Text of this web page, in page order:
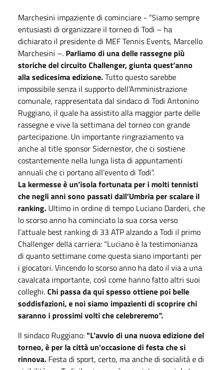
Marchesini impaziente di cominciare - “Siamo sempre
entusiasti di organizzare il torneo di Todi – ha
dichiarato il presidente di MEF Tennis Events, Marcello
Marchesini –. Parliamo di una delle rassegne più
storiche del circuito Challenger, giunta quest’anno
alla sedicesima edizione.Tutto questo sarebbe
impossibile senza il supporto dell’Amministrazione
comunale, rappresentata dal sindaco di Todi Antonino
Ruggiano, il quale ha assistito alla maggior parte delle
rassegne e vive la settimana del torneo con grande
partecipazione. Un importante ringraziamento va
anche al title sponsor Sidernestor, che ci sostiene
costantemente nella lunga lista di appuntamenti
annuali che ci portano all’evento di Todi”.
La kermesse è un’isola fortunata per i molti tennisti
che negli anni sono passati dall’Umbria per scalare il
ranking. Ultimo in ordine di tempo Luciano Darderi, che
lo scorso anno ha cominciato la sua corsa verso
l’attuale best ranking di 33 ATP alzando a Todi il primo
Challenger della carriera: “Luciano è la testimonianza
di quanto settimane come questa siano importanti per
i giocatori. Vincendo lo scorso anno ha dato il via a una
cavalcata importante, così come hanno fatto altri suoi
colleghi.Chi passa da qui spesso ottiene poi belle
soddisfazioni, e noi siamo impazienti di scoprire chi
saranno i prossimi volti che celebreremo”.
Il sindaco Ruggiano:"L'avvio di una nuova edizione del
torneo, è per la città un'occasione di festa che si
rinnova. Festa di sport, certo, ma anche di socialità e di